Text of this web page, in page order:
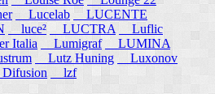
Lucelab
LUCENTE
luce² LUCTRA
Luflic
Italia
Lumigraf
LUMINA
Lutz Huning
Luxonov
lzf